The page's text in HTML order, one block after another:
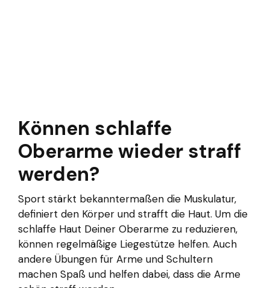
Können schlaffe
Oberarme wieder straff
werden?
Sport stärkt bekanntermaßen die Muskulatur,
definiert den Körper und strafft die Haut. Um die
schlaffe Haut Deiner Oberarme zu reduzieren,
können regelmäßige Liegestütze helfen. Auch
andere Übungen für Arme und Schultern
machen Spaß und helfen dabei, dass die Arme